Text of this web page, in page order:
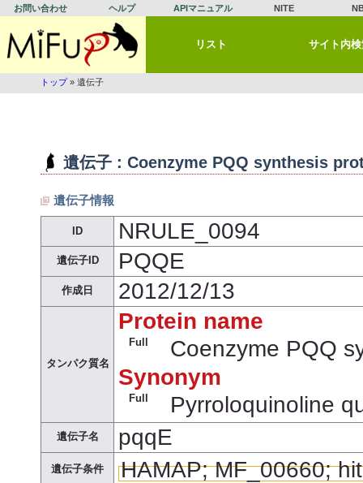
お問い合わせ ヘルプ APIマニュアル NITE
リスト サイト内
トップ» 遺伝子
遺伝子 : Coenzyme PQQ synthesis
遺伝子情報
ID NRULE_0094
遺伝子ID PQQE
作成日 2012/12/13
タンパク質名
Protein name
Full
Coenzyme PQQ
Synonym
Full Pyrroloquinoline
遺伝子名 pqqE
遺伝子条件 HAMAP; MF_00660;